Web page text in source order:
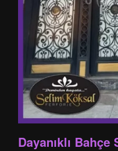
Dayanıklı Bahçe